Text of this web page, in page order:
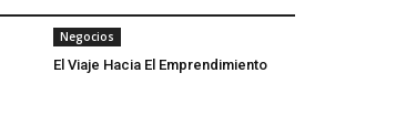
Negocios
El Viaje Hacia El Emprendimiento